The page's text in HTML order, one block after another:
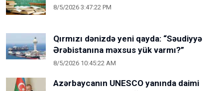
8/5/2026 3:47:22 PM
Qırmızı dənizdə yeni qayda: “Səudiyyə
Ərəbistanına məxsus yük varmı?”
8/5/2026 10:45:22 AM
Azərbaycanın UNESCO yanında daimi